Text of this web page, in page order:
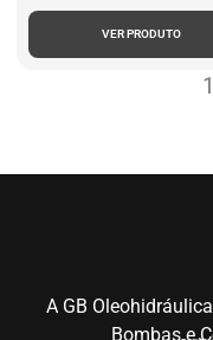
VER PRODUTO
1
A GB
Bombas e